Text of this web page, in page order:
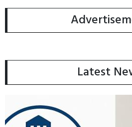
Latest